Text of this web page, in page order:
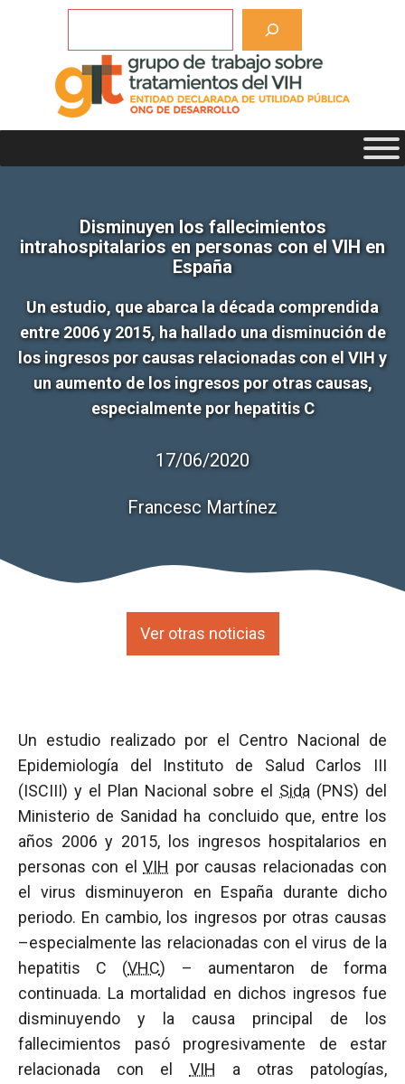
Disminuyen los fallecimientos
intrahospitalarios en personas con el VIH en
España
Un estudio, que abarca la década comprendida
entre 2006 y 2015, ha hallado una disminución de
los ingresos por causas relacionadas con el VIH y
un aumento de los ingresos por otras causas,
especialmente por hepatitis C
17/06/2020
Francesc Martínez
Ver otras noticias
Un estudio realizado por el Centro Nacional de
Epidemiología del Instituto de Salud Carlos III
(ISCIII) y el Plan Nacional sobre el Sida (PNS) del
Ministerio de Sanidad ha concluido que, entre los
años 2006 y 2015, los ingresos hospitalarios en
personas con elVIH por causas relacionadas con
el virus disminuyeron en España durante dicho
periodo. En cambio, los ingresos por otras causas
–especialmente las relacionadas con el virus de la
hepatitis C (VHC) – aumentaron de forma
continuada. La mortalidad en dichos ingresos fue
disminuyendo y la causa principal de los
fallecimientos pasó progresivamente de estar
relacionada con el VIH a otras patologías,